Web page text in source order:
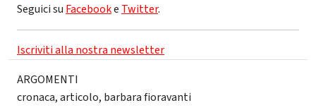
Seguici su Facebooke Twitter.
Iscriviti alla nostra newsletter
ARGOMENTI
cronaca,articolo, barbara fioravanti